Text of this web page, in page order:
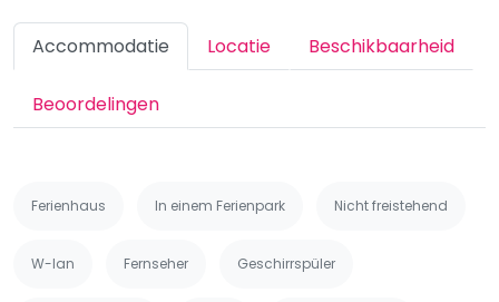
Accommodatie Locatie Beschikbaarheid
Beoordelingen
Ferienhaus In einem Ferienpark Nicht freistehend
W-lan Fernseher Geschirrspüler